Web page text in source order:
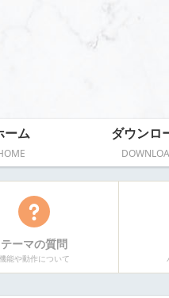
ーム
ダウンロ
テーマの質問
能や動作について